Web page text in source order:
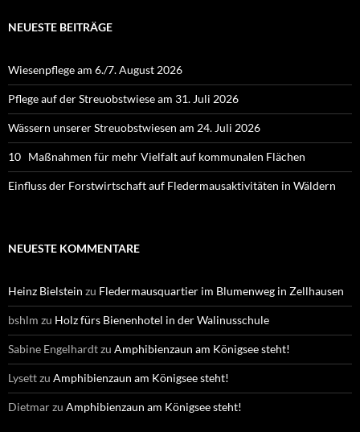
NEUESTE BEITRÄGE
Wiesenpflege am 6./7. August 2026
Pflege auf der Streuobstwiese am 31. Juli 2026
Wässern unserer Streuobstwiesen am 24. Juli 2026
10 Maßnahmen für mehr Vielfalt auf kommunalen Flächen
Einfluss der Forstwirtschaft auf Fledermausaktivitäten in Wäldern
NEUESTE KOMMENTARE
Heinz Bielstein zu Fledermausquartier im Blumenweg in Zellhausen
bshlm zu Holz fürs Bienenhotel in der Walinusschule
Sabine Engelhardtzu Amphibienzaun am Königsee steht!
Lysettzu Amphibienzaun am Königsee steht!
Dietmarzu Amphibienzaun am Königsee steht!